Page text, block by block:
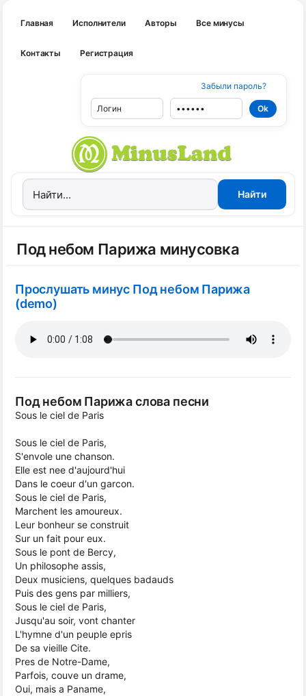
Главная Исполнители Авторы Все минусы
Контакты Регистрация
Забыли пароль?
Под небом Парижа минусовка
Прослушать минус Под небом Парижа
(demo)
Под небом Парижа слова песни
Sous le ciel de Paris
Sous le ciel de Paris,
S'envole une chanson.
Elle est nee d'aujourd'hui
Dans le coeur d'un garcon.
Sous le ciel de Paris,
Marchent les amoureux.
Leur bonheur se construit
Sur un fait pour eux.
Sous le pont de Bercy,
Un philosophe assis,
Deux musiciens, quelques badauds
Puis des gens par milliers,
Sous le ciel de Paris,
Jusqu'au soir, vont chanter
L'hymne d'un peuple epris
De sa vieille Cite.
Pres de Notre-Dame,
Parfois, couve un drame,
Oui, mais a Paname,